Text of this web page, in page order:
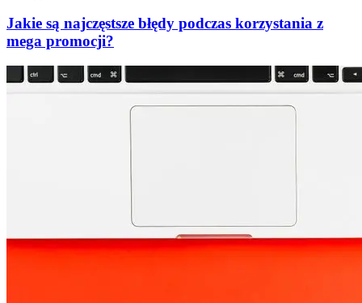
Jakie są najczęstsze błędy podczas korzystania z
mega promocji?